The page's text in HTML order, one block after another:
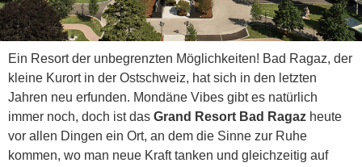
Ein Resort der unbegrenzten Möglichkeiten! Bad Ragaz, der
kleine Kurort in der Ostschweiz, hat sich in den letzten
Jahren neu erfunden. Mondäne Vibes gibt es natürlich
immer noch, doch ist das Grand Resort Bad Ragaz heute
vor allen Dingen ein Ort, an dem die Sinne zur Ruhe
kommen, wo man neue Kraft tanken und gleichzeitig auf